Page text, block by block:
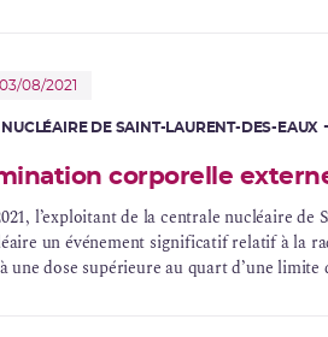
08/2021
DE SAINT-LAURENT-DES-EAUX
corporelle
l’exploitant de la centrale nucléaire
un événement significatif relatif à la
unedosesupérieure au quart d’une